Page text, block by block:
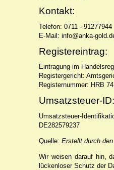
Kontakt:
Telefon: 0711 - 91277944
E-Mail: info@anka-
Registereintrag:
Eintragung im
Registergericht:
Registernummer: HRB
Umsatzsteuer-ID:
Umsatzsteuer-
DE282579237
Quelle: Erstellt durch
Wir weisen darauf hin,
lückenloser Schutz der